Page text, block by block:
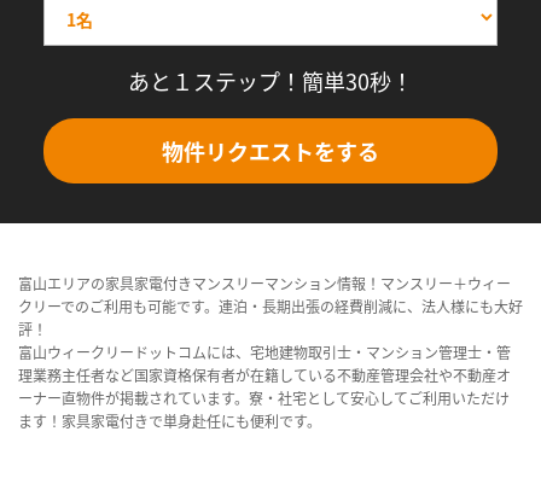
あと１ステップ！簡単30秒！
物件リクエストをする
富山エリアの家具家電付きマンスリーマンション情報！マンスリー＋ウィー
クリーでのご利用も可能です。連泊・長期出張の経費削減に、法人様にも大好
評！
富山ウィークリードットコムには、宅地建物取引士・マンション管理士・管
理業務主任者など国家資格保有者が在籍している不動産管理会社や不動産オ
ーナー直物件が掲載されています。寮・社宅として安心してご利用いただけ
ます！家具家電付きで単身赴任にも便利です。